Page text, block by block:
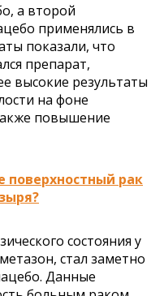
а второй
применялись в
показали, что
препарат,
высокие результаты
на фоне
повышение
поверхностный рак
состояния у
стал заметно
Данные